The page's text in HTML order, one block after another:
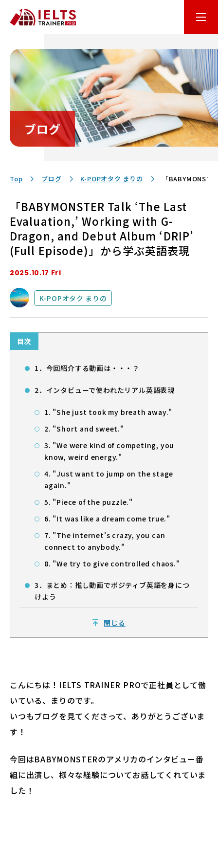
はじめての方へ
オンライン学習
コース・料金
講師・テキスト
保護者の方へ
法人・教育機関の方へ
ログイン
ブログ
Top ブログ K-POPオタク まりの 「
「BABYMONSTER Talk ‘The Last
Evaluation,’ Working with G-
Dragon, and Debut Album ‘DRIP’
(Full Episode)」から学ぶ英語表現
2025.10.17 Fri
K-POPオタク まりの
目次
1．今回紹介する動画は・・・？
2．インタビューで使われたリアル英語表現
1. "She just took my breath away."
2. "Short and sweet."
3. "We were kind of competing, you
know, weird energy."
4. "Just want to jump on the stage
again."
5. "Piece of the puzzle."
6. "It was like a dream come true."
7. "The internet's crazy, you can
connect to anybody."
8. "We try to give controlled chaos."
3．まとめ：推し動画でポジティブ英語を身につ
けよう
閉じる
こんにちは！IELTS TRAINER PROで正社員として働
いている、まりのです。
いつもブログを見てくださって、ありがとうございま
す！
今回はBABYMONSTERのアメリカのインタビュー番
組に出演し、様々な経験についてお話してくれていま
した！